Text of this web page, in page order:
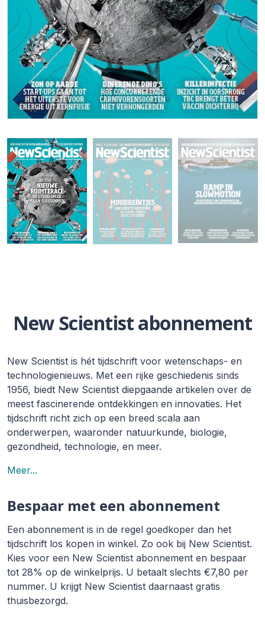
New Scientist abonnement
New Scientist is hét tijdschrift voor wetenschaps- en
technologienieuws. Met een rijke geschiedenis sinds
1956, biedt New Scientist diepgaande artikelen over de
meest fascinerende ontdekkingen en innovaties. Het
tijdschrift richt zich op een breed scala aan
onderwerpen, waaronder natuurkunde, biologie,
gezondheid, technologie, en meer.
Meer...
Bespaar met een abonnement
Een abonnement is in de regel goedkoper dan het
tijdschrift los kopen in winkel. Zo ook bij New Scientist.
Kies voor een New Scientist abonnement en bespaar
tot 28% op de winkelprijs. U betaalt slechts €7,80 per
nummer. U krijgt New Scientist daarnaast gratis
thuisbezorgd.